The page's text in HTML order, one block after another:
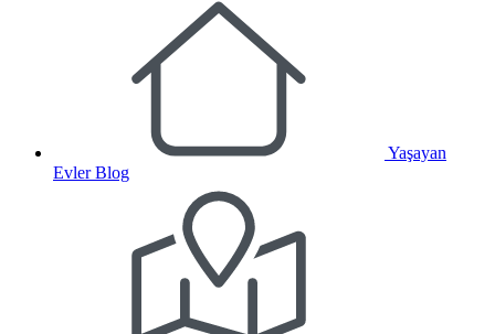
Yaşayan
Evler Blog